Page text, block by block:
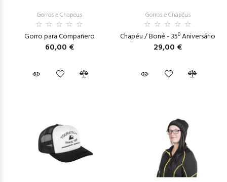
Gorros e Chapéus
Gorro para Compañero
60,00 €
Gorros e Chapéus
Chapéu / Boné - 35º Aniversário
29,00 €